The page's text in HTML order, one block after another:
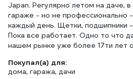
Japan. Регулярно летом на даче,
гараже - но не профессионально
каждый день. Щетки, подшипники
Пока все работает. Одно то что
нашем рынке уже более 17ти лет
Покупал(а) для:
дома, гаража, дачи